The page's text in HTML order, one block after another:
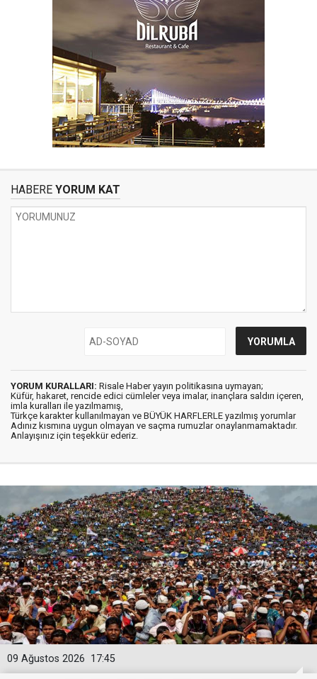
HABERE YORUM KAT
YORUM KURALLARI: Risale Haber yayın politikasına uymayan;
Küfür, hakaret, rencide edici cümleler veya imalar, inançlara saldırı içeren,
imla kuralları ile yazılmamış,
Türkçe karakter kullanılmayan ve BÜYÜK HARFLERLE yazılmış yorumlar
Adınız kısmına uygun olmayan ve saçma rumuzlar onaylanmamaktadır.
Anlayışınız için teşekkür ederiz.
17:45
09 Ağustos 2026